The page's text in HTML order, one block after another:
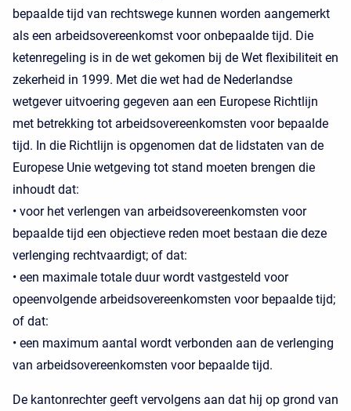
bepaalde tijd van rechtswege kunnen worden aangemerkt
als een arbeidsovereenkomst voor onbepaalde tijd. Die
ketenregeling is in de wet gekomen bij de Wet flexibiliteit en
zekerheid in 1999. Met die wet had de Nederlandse
wetgever uitvoering gegeven aan een Europese Richtlijn
met betrekking tot arbeidsovereenkomsten voor bepaalde
tijd. In die Richtlijn is opgenomen dat de lidstaten van de
Europese Unie wetgeving tot stand moeten brengen die
inhoudt dat:
• voor het verlengen van arbeidsovereenkomsten voor
bepaalde tijd een objectieve reden moet bestaan die deze
verlenging rechtvaardigt; of dat:
• een maximale totale duur wordt vastgesteld voor
opeenvolgende arbeidsovereenkomsten voor bepaalde tijd;
of dat:
• een maximum aantal wordt verbonden aan de verlenging
van arbeidsovereenkomsten voor bepaalde tijd.
De kantonrechter geeft vervolgens aan dat hij op grond van